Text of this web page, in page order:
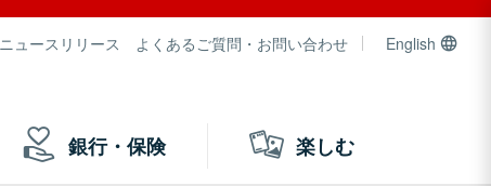
ニュースリリース よくあるご質問・お問い合わせ English
銀行・保険 楽しむ